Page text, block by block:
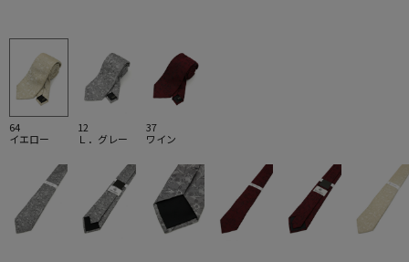
64
イエロー
12
Ｌ．グレー
37
ワイン